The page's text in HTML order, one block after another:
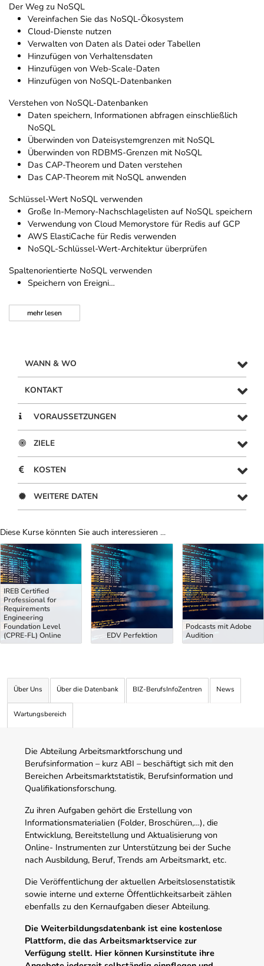
Der Weg zu NoSQL
Vereinfachen Sie das NoSQL-Ökosystem
Cloud-Dienste nutzen
Verwalten von Daten als Datei oder Tabellen
Hinzufügen von Verhaltensdaten
Hinzufügen von Web-Scale-Daten
Hinzufügen von NoSQL-Datenbanken
Verstehen von NoSQL-Datenbanken
Daten speichern, Informationen abfragen einschließlich
NoSQL
Überwinden von Dateisystemgrenzen mit NoSQL
Überwinden von RDBMS-Grenzen mit NoSQL
Das CAP-Theorem und Daten verstehen
Das CAP-Theorem mit NoSQL anwenden
Schlüssel-Wert NoSQL verwenden
Große In-Memory-Nachschlagelisten auf NoSQL speichern
Verwendung von Cloud Memorystore für Redis auf GCP
AWS ElastiCache für Redis verwenden
NoSQL-Schlüssel-Wert-Architektur überprüfen
Spaltenorientierte NoSQL verwenden
Speichern von Ereigni…
mehrlesen
WANN & WO
KONTAKT
VORAUSSETZUNGEN
ZIELE
KOSTEN
WEITERE DATEN
Diese Kurse könnten Sie auch interessieren ...
Uber Weiterbildungsvorschläge
IREB Certified
Professional for
Requirements
Engineering
Foundation Level
(CPRE-FL) Online
EDV Perfektion
Podcasts mit Adobe
Audition
Über Uns Über die Datenbank BIZ-BerufsInfoZentren News
Wartungsbereich
Die Abteilung Arbeitsmarktforschung und
Berufsinformation – kurz ABI – beschäftigt sich mit den
Bereichen Arbeitsmarktstatistik, Berufsinformation und
Qualifikationsforschung.
Zu ihren Aufgaben gehört die Erstellung von
Informationsmaterialien (Folder, Broschüren,…), die
Entwicklung, Bereitstellung und Aktualisierung von
Online- Instrumenten zur Unterstützung bei der Suche
nach Ausbildung, Beruf, Trends am Arbeitsmarkt, etc.
Die Veröffentlichung der aktuellen Arbeitslosenstatistik
sowie interne und externe Öffentlichkeitsarbeit zählen
ebenfalls zu den Kernaufgaben dieser Abteilung.
Die Weiterbildungsdatenbank ist eine kostenlose
Plattform, die das Arbeitsmarktservice zur
Verfügung stellt. Hier können Kursinstitute ihre